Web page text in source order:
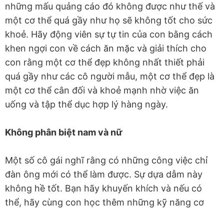
những mấu quảng cáo đó không được như thế và
một cơ thể quá gầy như họ sẽ không tốt cho sức
khoẻ. Hãy động viên sự tự tin của con bằng cách
khen ngợi con về cách ăn mặc và giải thích cho
con rằng một cơ thể đẹp không nhất thiết phải
quá gầy như các cô người mẫu, một cơ thể đẹp là
một cơ thể cân đối và khoẻ mạnh nhờ việc ăn
uống và tập thể dục hợp lý hàng ngày.
Không phân biệt nam và nữ
Một số cô gái nghĩ rằng có những công việc chỉ
đàn ông mới có thể làm được. Sự dựa dẫm này
không hề tốt. Bạn hãy khuyến khích và nếu có
thể, hãy cùng con học thêm những kỹ năng cơ